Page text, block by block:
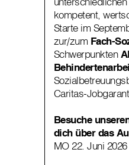
kompetent,
Starte im
zur/zum Fach-
Schwerpunkten
Caritas-
Besuche
dich über das
MO 22. Juni